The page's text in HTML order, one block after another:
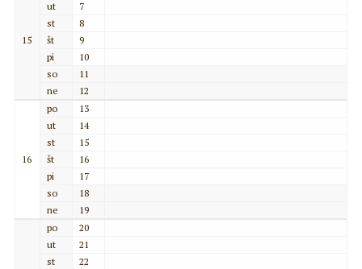
15
ut
7
st
8
št
9
pi
10
so
11
ne
12
16
po
13
ut
14
st
15
št
16
pi
17
so
18
ne
19
po
20
ut
21
st
22